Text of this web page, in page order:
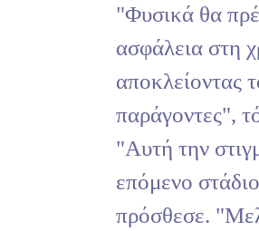
"Φυσικά θα
ασφάλεια στη
αποκλείοντας
παράγοντες",
"Aυτή την
επόμενο
πρόσθεσε.